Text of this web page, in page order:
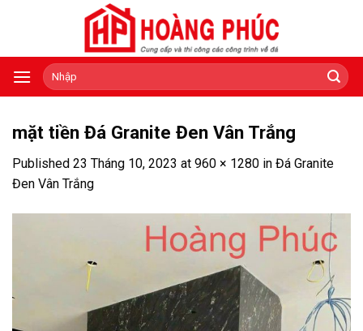
Tìm
kiếm:
mặt tiền Đá Granite Đen Vân Trắng
Published 23 Tháng 10, 2023 at 960 × 1280 in Đá Granite
Đen Vân Trắng